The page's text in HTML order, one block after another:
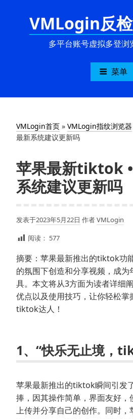
VMLogin反
多平台账号虚拟多登浏
菜单
VMLogin首页 » VMLogin指纹浏览器
最新系统建议更新吗
苹果最新tiktok
系统建议更新吗
发表于2023年5月22日 作者VMLogin
阅读： 577
摘要：苹果最新推出的tiktok功
的氛围下创造和分享视频，成
具。本文将从3方面为读者详细
优点以及使用技巧，让你轻松掌
tiktok达人！
1、“快乐无止境，
苹果最新推出的tiktok瞬间引发
捧，因其操作简单，界面友好
上传并分享自己的创作。同时